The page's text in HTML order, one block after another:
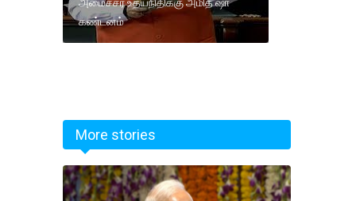
அமைச்சர் உதயநிதிக்கு அமித் ஷா
கண்டனம்
More stories